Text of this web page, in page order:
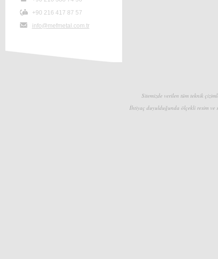
+90 216 417 87 57
info@mefmetal.com.tr
Sitemizde verilen tüm teknik
İhtiyaç duyulduğunda ölçekli resim ve